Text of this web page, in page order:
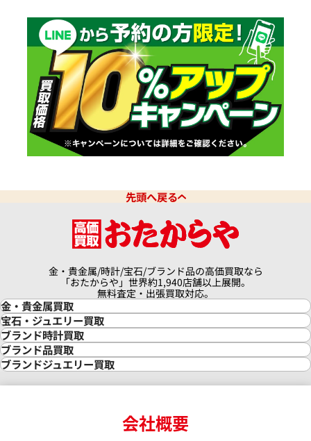
先頭へ戻る
金・貴金属/時計/宝石/ブランド品の高価買取なら
「おたからや」世界約1,940店舗以上展開。
無料査定・出張買取対応。
金・貴金属買取
金買取
金の相場価格情報
金の参考買取価格一覧
インゴット買取
インゴットの相場価格情報
24金買取
宝石・ジュエリー買取
宝石・ジュエリー買取
ダイヤモンド買取
ダイヤモンド・宝石の参考価格一覧
リング・結婚指輪買取
エメラルド買取
ブランド時計買取
時計買取
ロレックス買取
ロレックス デイトナ買取
ロレックス サブマリーナー買取
ロレックス エクスプローラー買取
ロレックス デイトジャスト買取
ブランド品買取
ブランド買取
ブランドジュエリー買取
ヴァンクリーフ＆アーペル買取会社概要